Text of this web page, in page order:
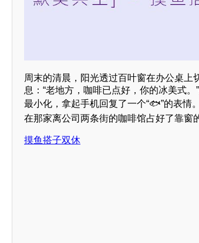
周末的清晨，阳光透过百叶窗在办公桌
息：“老地方，咖啡已点好，你的冰美式
最小化，拿起手机回复了一个“🐟”的表情
在那家离公司两条街的咖啡馆占好了靠窗
摸鱼搭子双休